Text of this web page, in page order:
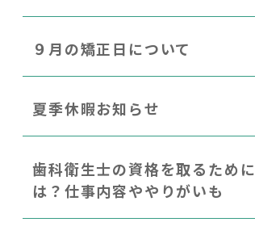
９月の矯正日について
夏季休暇お知らせ
歯科衛生士の資格を取るために
は？仕事内容ややりがいも